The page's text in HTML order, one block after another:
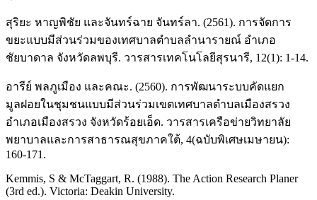
สุริยะ หาญพิชัย และจันทร์ฉาย จันทร์ลา. (2561). การจัดการ
ขยะแบบมีส่วนร่วมของเทศบาลตำบลลำนารายณ์ อำเภอ
ชัยบาดาล จังหวัดลพบุรี. วารสารเทคโนโลยีสุรนารี, 12(1): 1-14.
อารีย์ พลภูเมือง และคณะ. (2560). การพัฒนาระบบคัดแยก
มูลฝอยในชุมชนแบบมีส่วนร่วมเขตเทศบาลตำบลเมืองสรวง
อำเภอเมืองสรวง จังหวัดร้อยเอ็ด. วารสารเครือข่ายวิทยาลัย
พยาบาลและการสาธารณสุขภาคใต้, 4(ฉบับพิเศษเมษายน):
160-171.
Kemmis, S & McTaggart, R. (1988). The Action Research Planer
(3rd ed.). Victoria: Deakin University.